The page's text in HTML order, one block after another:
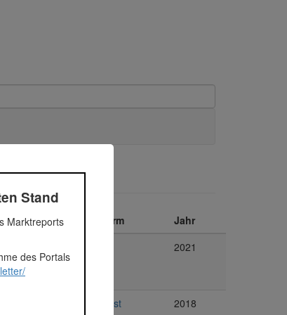
Plattform Jahr
2021
Bergfürst 2018
Stand
Marktreports
des Portals